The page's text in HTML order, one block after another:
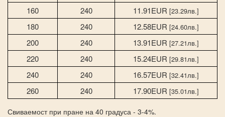
160 240 11.91EUR [23.29лв.]
180 240 12.58EUR [24.60лв.]
200 240 13.91EUR [27.21лв.]
220 240 15.24EUR [29.81лв.]
240 240 16.57EUR [32.41лв.]
260 240 17.90EUR [35.01лв.]
Свиваемост при пране на 40 градуса - 3-4%.